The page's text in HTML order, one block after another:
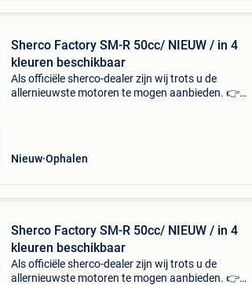
Sherco Factory SM-R 50cc/ NIEUW / in 4
kleuren beschikbaar
Als officiële sherco-dealer zijn wij trots u de
allernieuwste motoren te mogen aanbieden. 👉
Nieuw Ophalen
Sherco Factory SM-R 50cc/ NIEUW / in 4
kleuren beschikbaar
Als officiële sherco-dealer zijn wij trots u de
allernieuwste motoren te mogen aanbieden. 👉